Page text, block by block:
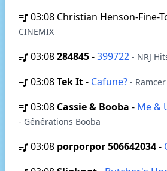
03:08 Christian Henson-Fine-
CINEMIX
03:08284845-399722 - NRJ
03:08Tek It- Cafune? - Ramcer
03:08 Cassie & Booba - Me &
- Générations Booba
03:08 porporpor 506642034-